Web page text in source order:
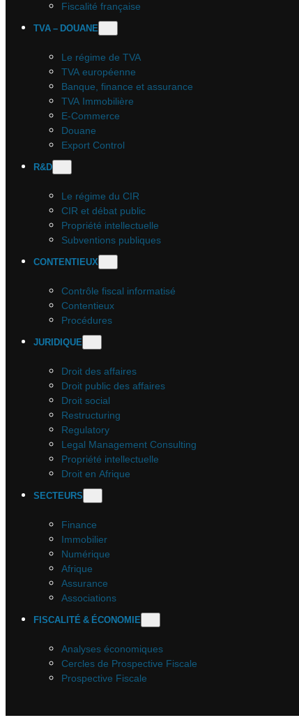
Fiscalité française
TVA – DOUANE
Le régime de TVA
TVA européenne
Banque, finance et assurance
TVA Immobilière
E-Commerce
Douane
Export Control
R&D
Le régime du CIR
CIR et débat public
Propriété intellectuelle
Subventions publiques
CONTENTIEUX
Contrôle fiscal informatisé
Contentieux
Procédures
JURIDIQUE
Droit des affaires
Droit public des affaires
Droit social
Restructuring
Regulatory
Legal Management Consulting
Propriété intellectuelle
Droit en Afrique
SECTEURS
Finance
Immobilier
Numérique
Afrique
Assurance
Associations
FISCALITÉ & ÉCONOMIE
Analyses économiques
Cercles de Prospective Fiscale
Prospective Fiscale